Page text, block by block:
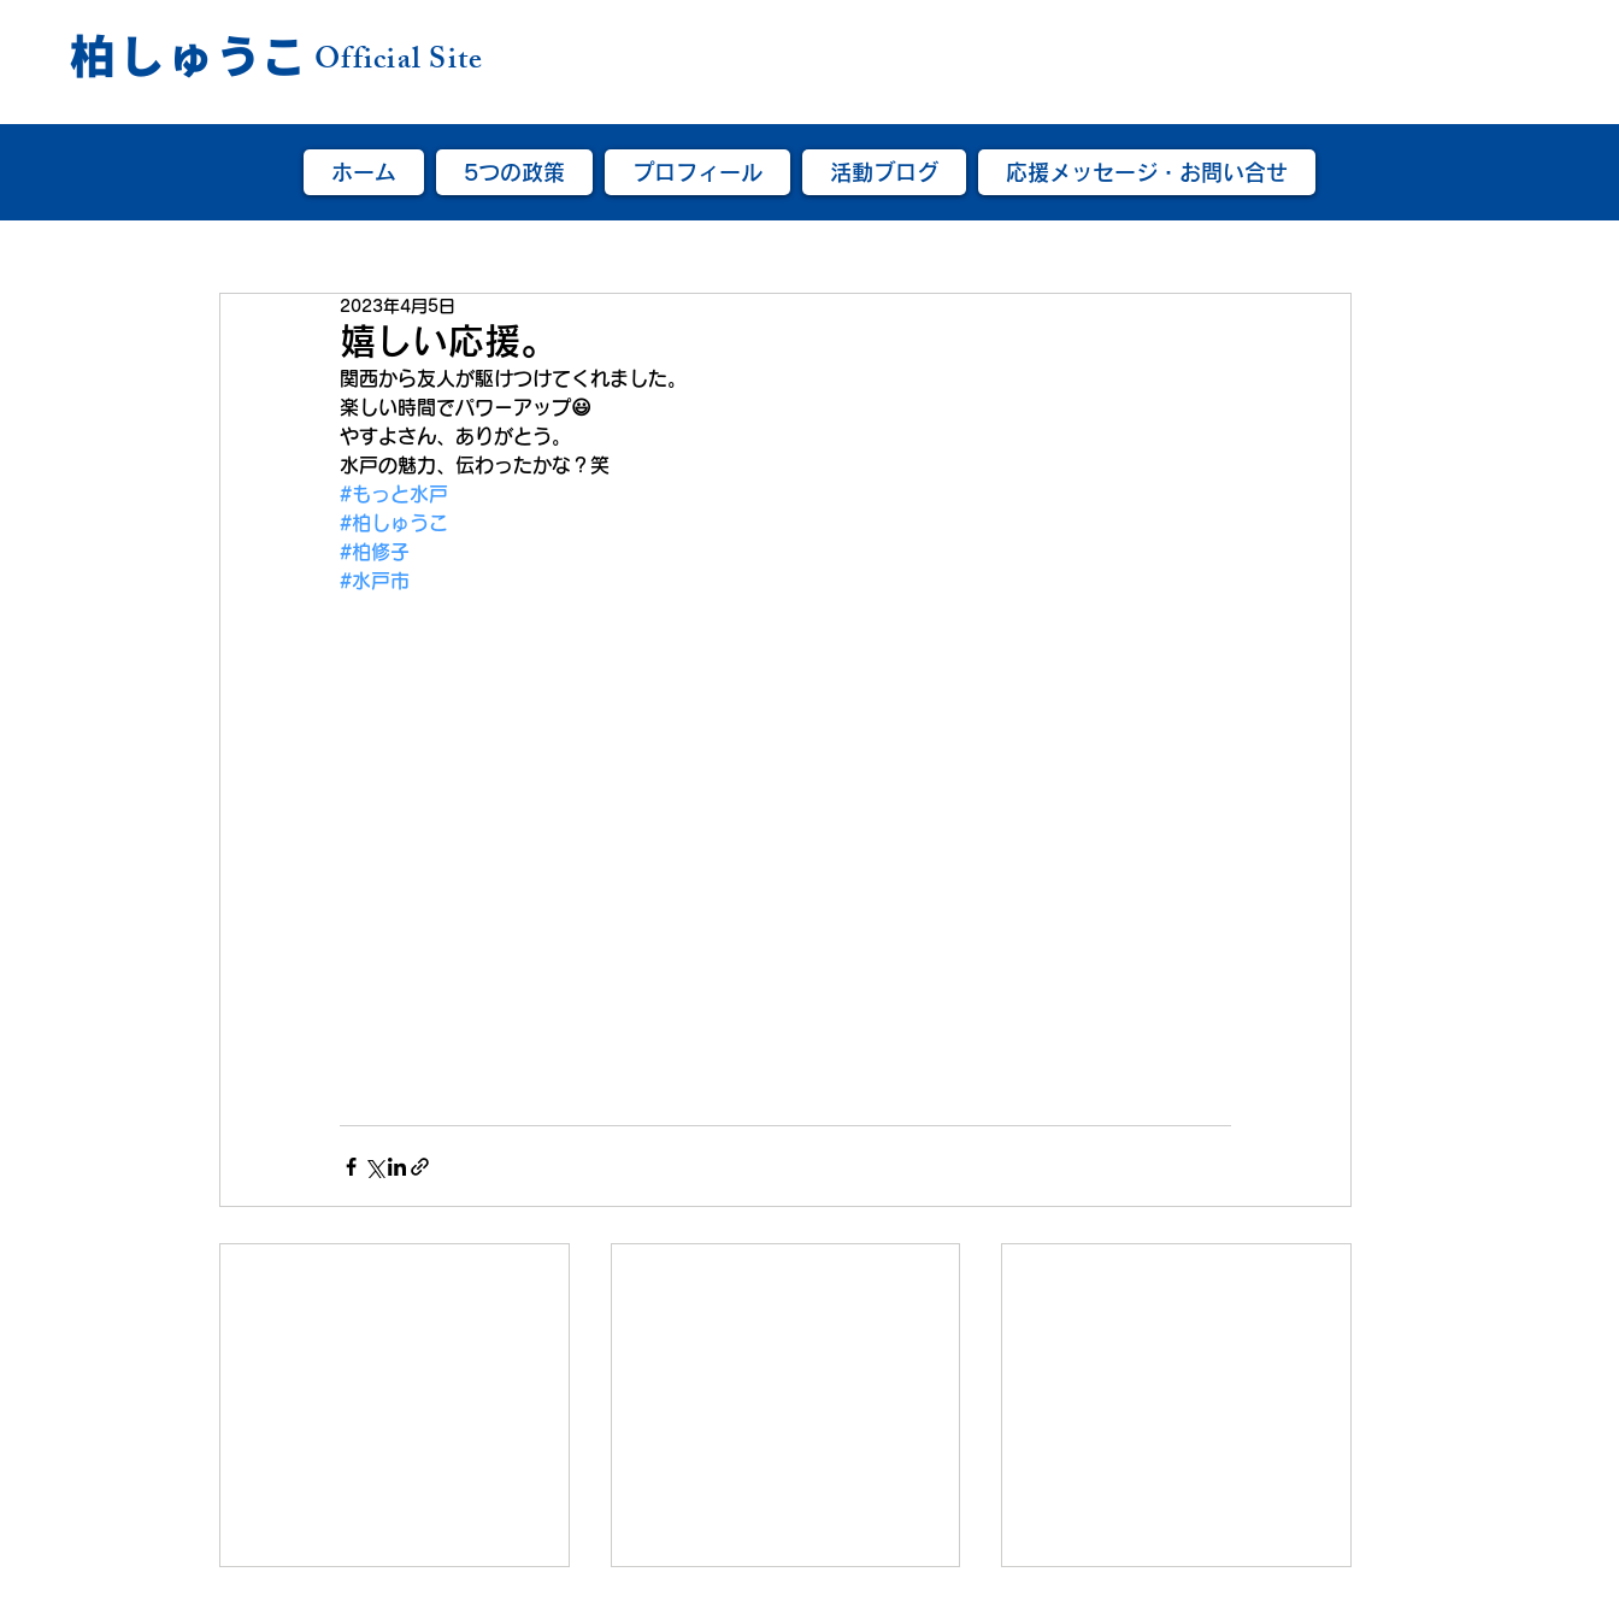
柏しゅうこ Official Site
ホーム 5つの政策 プロフィール 活動ブログ 応援メッセージ・お問い合せ
嬉しい応援。
2023年4月5日
関西から友人が駆けつけてくれました。
楽しい時間でパワーアップ😃
やすよさん、ありがとう。
水戸の魅力、伝わったかな？笑
#もっと水戸
#柏しゅうこ
#柏修子
#水戸市